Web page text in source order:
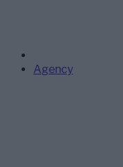
Agency